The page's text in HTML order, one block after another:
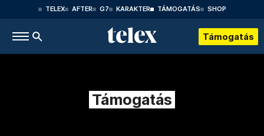
TELEX AFTER G7 KARAKTER TÁMOGATÁS SHOP
Támogatás
Támogatás